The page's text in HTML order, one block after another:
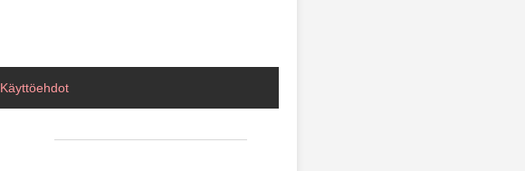
Käyttöehdot